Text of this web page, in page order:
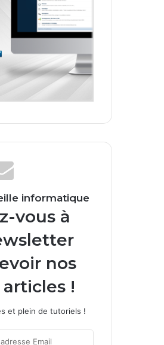
informatique
vous à
nos
!
et plein de tutoriels !